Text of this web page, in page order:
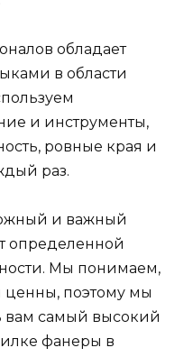
обладает
в области
и инструменты,
ровные края и
раз.
и важный
определенной
Мы понимаем,
ценны, поэтому мы
вам самый высокий
фанеры в